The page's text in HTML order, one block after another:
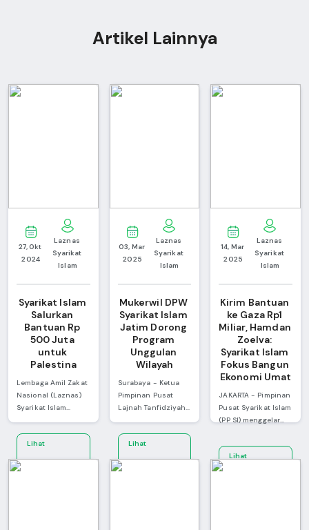
Artikel Lainnya
27, Okt
2024
Laznas
Syarikat
Islam
Syarikat Islam
Salurkan
Bantuan Rp
500 Juta
untuk
Palestina
Lembaga Amil Zakat
Nasional (Laznas)
Syarikat Islam
kemanusiaan untuk
Palestina sebesar
Rp500 juta lewat
Badan Amil Zakat
Lihat
Selengkapnya
03, Mar
2025
Laznas
Syarikat
Islam
Mukerwil DPW
Syarikat Islam
Jatim Dorong
Program
Unggulan
Wilayah
Surabaya - Ketua
Pimpinan Pusat
Lajnah Tanfidziyah
Abdul Wahab
Suneth, secara
resmi membuka
Musyawarah Kerja
Lihat
Selengkapnya
14, Mar
2025
Laznas
Syarikat
Islam
Kirim Bantuan
ke Gaza Rp1
Miliar, Hamdan
Zoelva:
Syarikat Islam
Fokus Bangun
Ekonomi Umat
JAKARTA - Pimpinan
Pusat Syarikat Islam
(PP SI) menggelar
Kebangsaan dan
acara Iftar Jama'i
atau berbuka puasa
Lihat